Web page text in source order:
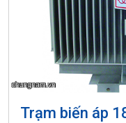
Trạm biến áp